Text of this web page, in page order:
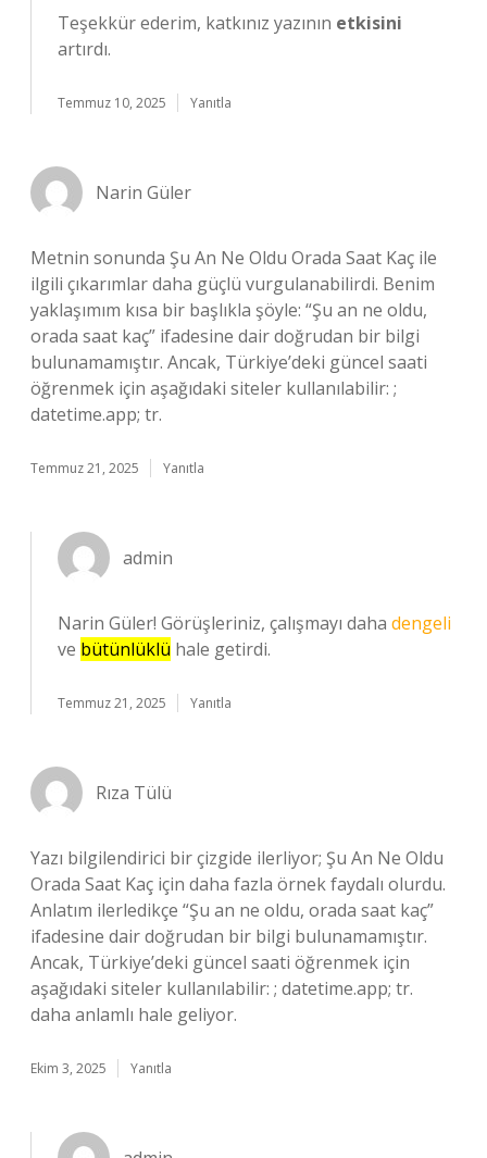
Teşekkür ederim, katkınız yazının etkisini
artırdı.
Temmuz 10, 2025 Yanıtla
Narin Güler
Metnin sonunda Şu An Ne Oldu Orada Saat Kaç ile
ilgili çıkarımlar daha güçlü vurgulanabilirdi. Benim
yaklaşımım kısa bir başlıkla şöyle: “Şu an ne oldu,
orada saat kaç” ifadesine dair doğrudan bir bilgi
bulunamamıştır. Ancak, Türkiye’deki güncel saati
öğrenmek için aşağıdaki siteler kullanılabilir: ;
datetime.app; tr.
Temmuz 21, 2025 Yanıtla
admin
Narin Güler! Görüşleriniz, çalışmayı daha dengeli
ve bütünlüklü hale getirdi.
Temmuz 21, 2025 Yanıtla
Rıza Tülü
Yazı bilgilendirici bir çizgide ilerliyor; Şu An Ne Oldu
Orada Saat Kaç için daha fazla örnek faydalı olurdu.
Anlatım ilerledikçe “Şu an ne oldu, orada saat kaç”
ifadesine dair doğrudan bir bilgi bulunamamıştır.
Ancak, Türkiye’deki güncel saati öğrenmek için
aşağıdaki siteler kullanılabilir: ; datetime.app; tr.
daha anlamlı hale geliyor.
Ekim 3, 2025 Yanıtla